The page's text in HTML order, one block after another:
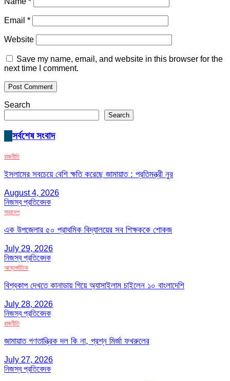
Email *
Website
Save my name, email, and website in this browser for the
next time I comment.
Search
Search
সর্বশেষ সংবাদ
রাজনীতি
ইসলামের সবচেয়ে বেশি ক্ষতি করেছে জামায়াত : প্রতিমন্ত্রী নুর
August 4, 2026
নিজস্ব প্রতিবেদক
সারাদেশ
এক উপজেলার ৫০ প্রাথমিক বিদ্যালয়ের সব শিক্ষককে শোকজ
July 29, 2026
নিজস্ব প্রতিবেদক
আন্তর্জাতিক
বিশ্বকাপ দেখতে কানাডায় গিয়ে অ্যাসাইলাম চাইলেন ১০ বাংলাদেশি
July 28, 2026
নিজস্ব প্রতিবেদক
রাজনীতি
জামায়াত গণতান্ত্রিক দল কি না, প্রশ্ন মির্জা ফখরুলের
July 27, 2026
নিজস্ব প্রতিবেদক